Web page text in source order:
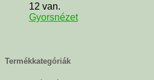
12 van.
Gyorsnézet
Termékkategóriák